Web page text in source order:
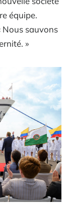
équipe.
Nous sauvons
»